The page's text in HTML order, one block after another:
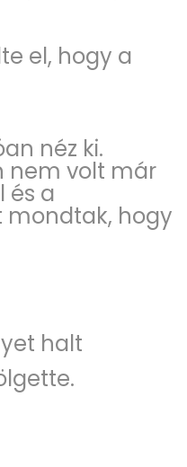
el, hogy a
néz ki.
nem volt már
és a
mondtak, hogy
halt